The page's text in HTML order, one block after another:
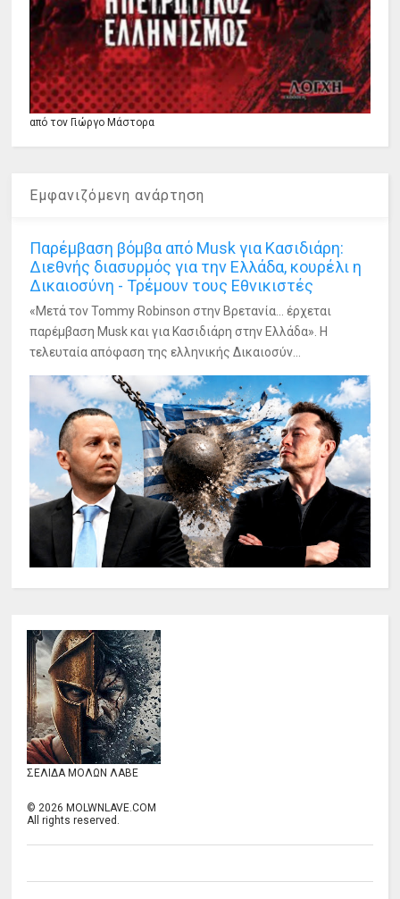
από τον Γιώργο Μάστορα
Εμφανιζόμενη ανάρτηση
Παρέμβαση βόμβα από Musk για Κασιδιάρη:
Διεθνής διασυρμός για την Ελλάδα, κουρέλι η
Δικαιοσύνη - Τρέμουν τους Εθνικιστές
«Μετά τον Tommy Robinson στην Βρετανία... έρχεται
παρέμβαση Musk και για Κασιδιάρη στην Ελλάδα». Η
τελευταία απόφαση της ελληνικής Δικαιοσύν...
ΣΕΛΙΔΑ ΜΟΛΩΝ ΛΑΒΕ
©2026 MOLWNLAVE.COM
All rights reserved.